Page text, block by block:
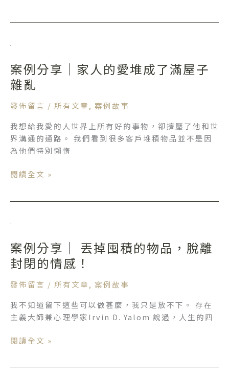
的
屬
天
地
案例分享｜家人的愛堆成了滿屋子
雜亂
發佈留言 / 所有文章, 案例故事
我想給我愛的人世界上所有好的事物，卻擠壓了他和世
界溝通的通路。 我們看到很多客戶堆積物品並不是因
為他們特別懶惰
案
分
享
｜
家
的
愛
堆
了
屋
雜
閱讀全文 »
案例分享｜ 丟掉囤積的物品，脫離
封閉的情感！
發佈留言 / 所有文章, 案例故事
我不知道留下這些可以做甚麼，我只是放不下。 存在
主義大師兼心理學家Irvin D. Yalom 說過，人生的四
案
分
享
｜
丟
囤
積
物
脫
閱讀全文 »